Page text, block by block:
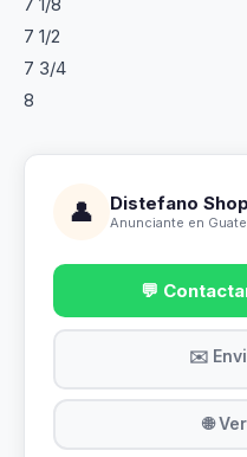
7 1/2
7 3/4
8
👤 Distefano Shop
Anunciante en
💬
✉️
🌐